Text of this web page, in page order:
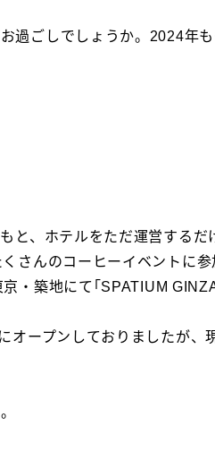
過ごしでしょうか。2024年
と、ホテルをただ運営する
さんのコーヒーイベントに
・築地にて｢SPATIUM
ープンしておりましたが